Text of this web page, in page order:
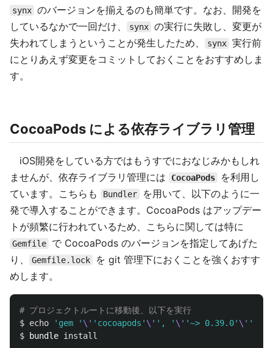
synx のバージョンを揃えるのも簡単です。なお、開発を
しているなかで一回だけ、
synx の実行に失敗し、変更が
失われてしまうということが発生したため、
synx 実行前
にとりあえず変更をコミットしておくことをおすすめしま
す。
CocoaPods による依存ライブラリ管理
iOS開発をしている方ではもうすでにおなじみかもしれ
ませんが、依存ライブラリ管理には
CocoaPods
を利用し
ています。こちらも
Bundler
を用いて、以下のように一
発で導入することができます。CocoaPods はアップデー
トが頻繁に行われているため、こちらに関しては特に
Gemfile
で CocoaPods のバージョンを指定してあげた
り、
Gemfile.lock
を git 管理下におくことを強くおすす
めします。
# プロジェクトルートに移動後、以下を実行
$ echo 'gem ' \' 'cocoapods' \' ', ' \' '~> 0.39.0' \' ''
$ bundle install